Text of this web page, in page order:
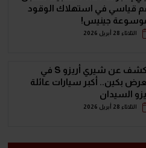
قياسي في استهلاك الوقود
جينيس!
الثلاثاء 28 أبريل 2026
الكشف عن شيري أريزو S في
بكين.. أكبر سيارات عائلة
السيدان
الثلاثاء 28 أبريل 2026